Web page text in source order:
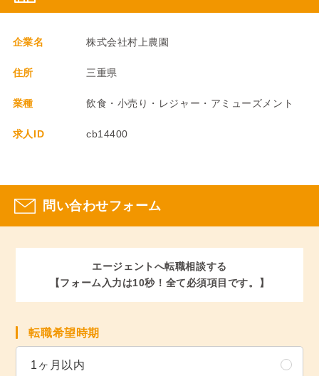
企業名 株式会社村上農園
住所 三重県
業種 飲食・小売り・レジャー・アミューズメント
求人ID cb14400
問い合わせフォーム
エージェントへ転職相談する
【フォーム入力は10秒！全て必須項目です。】
転職希望時期
1ヶ月以内